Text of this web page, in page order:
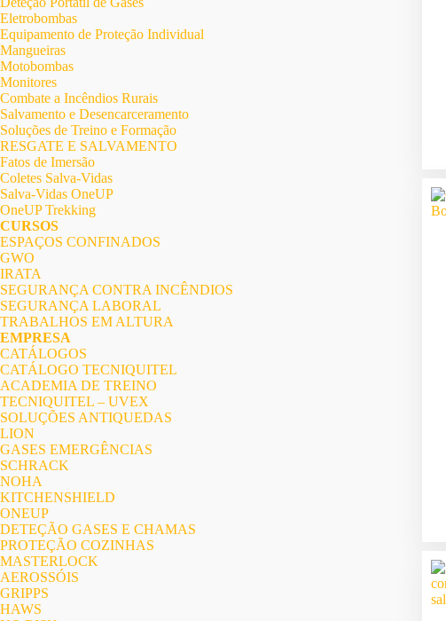
Eletrobombas
Equipamento de Proteção Individual
Mangueiras
Motobombas
Monitores
Combate a Incêndios Rurais
Salvamento e Desencarceramento
Soluções de Treino e Formação
RESGATE E SALVAMENTO
Fatos de Imersão
Coletes Salva-Vidas
Salva-Vidas OneUP
OneUP Trekking
CURSOS
ESPAÇOS CONFINADOS
GWO
IRATA
SEGURANÇA CONTRA INCÊNDIOS
SEGURANÇA LABORAL
TRABALHOS EM ALTURA
EMPRESA
CATÁLOGOS
CATÁLOGO TECNIQUITEL
ACADEMIA DE TREINO
TECNIQUITEL – UVEX
SOLUÇÕES ANTIQUEDAS
LION
GASES EMERGÊNCIAS
SCHRACK
NOHA
KITCHENSHIELD
ONEUP
DETEÇÃO GASES E CHAMAS
PROTEÇÃO COZINHAS
MASTERLOCK
AEROSSÓIS
GRIPPS
HAWS